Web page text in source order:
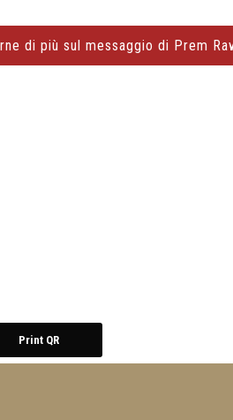
di più sul messaggio di Prem
Print QR